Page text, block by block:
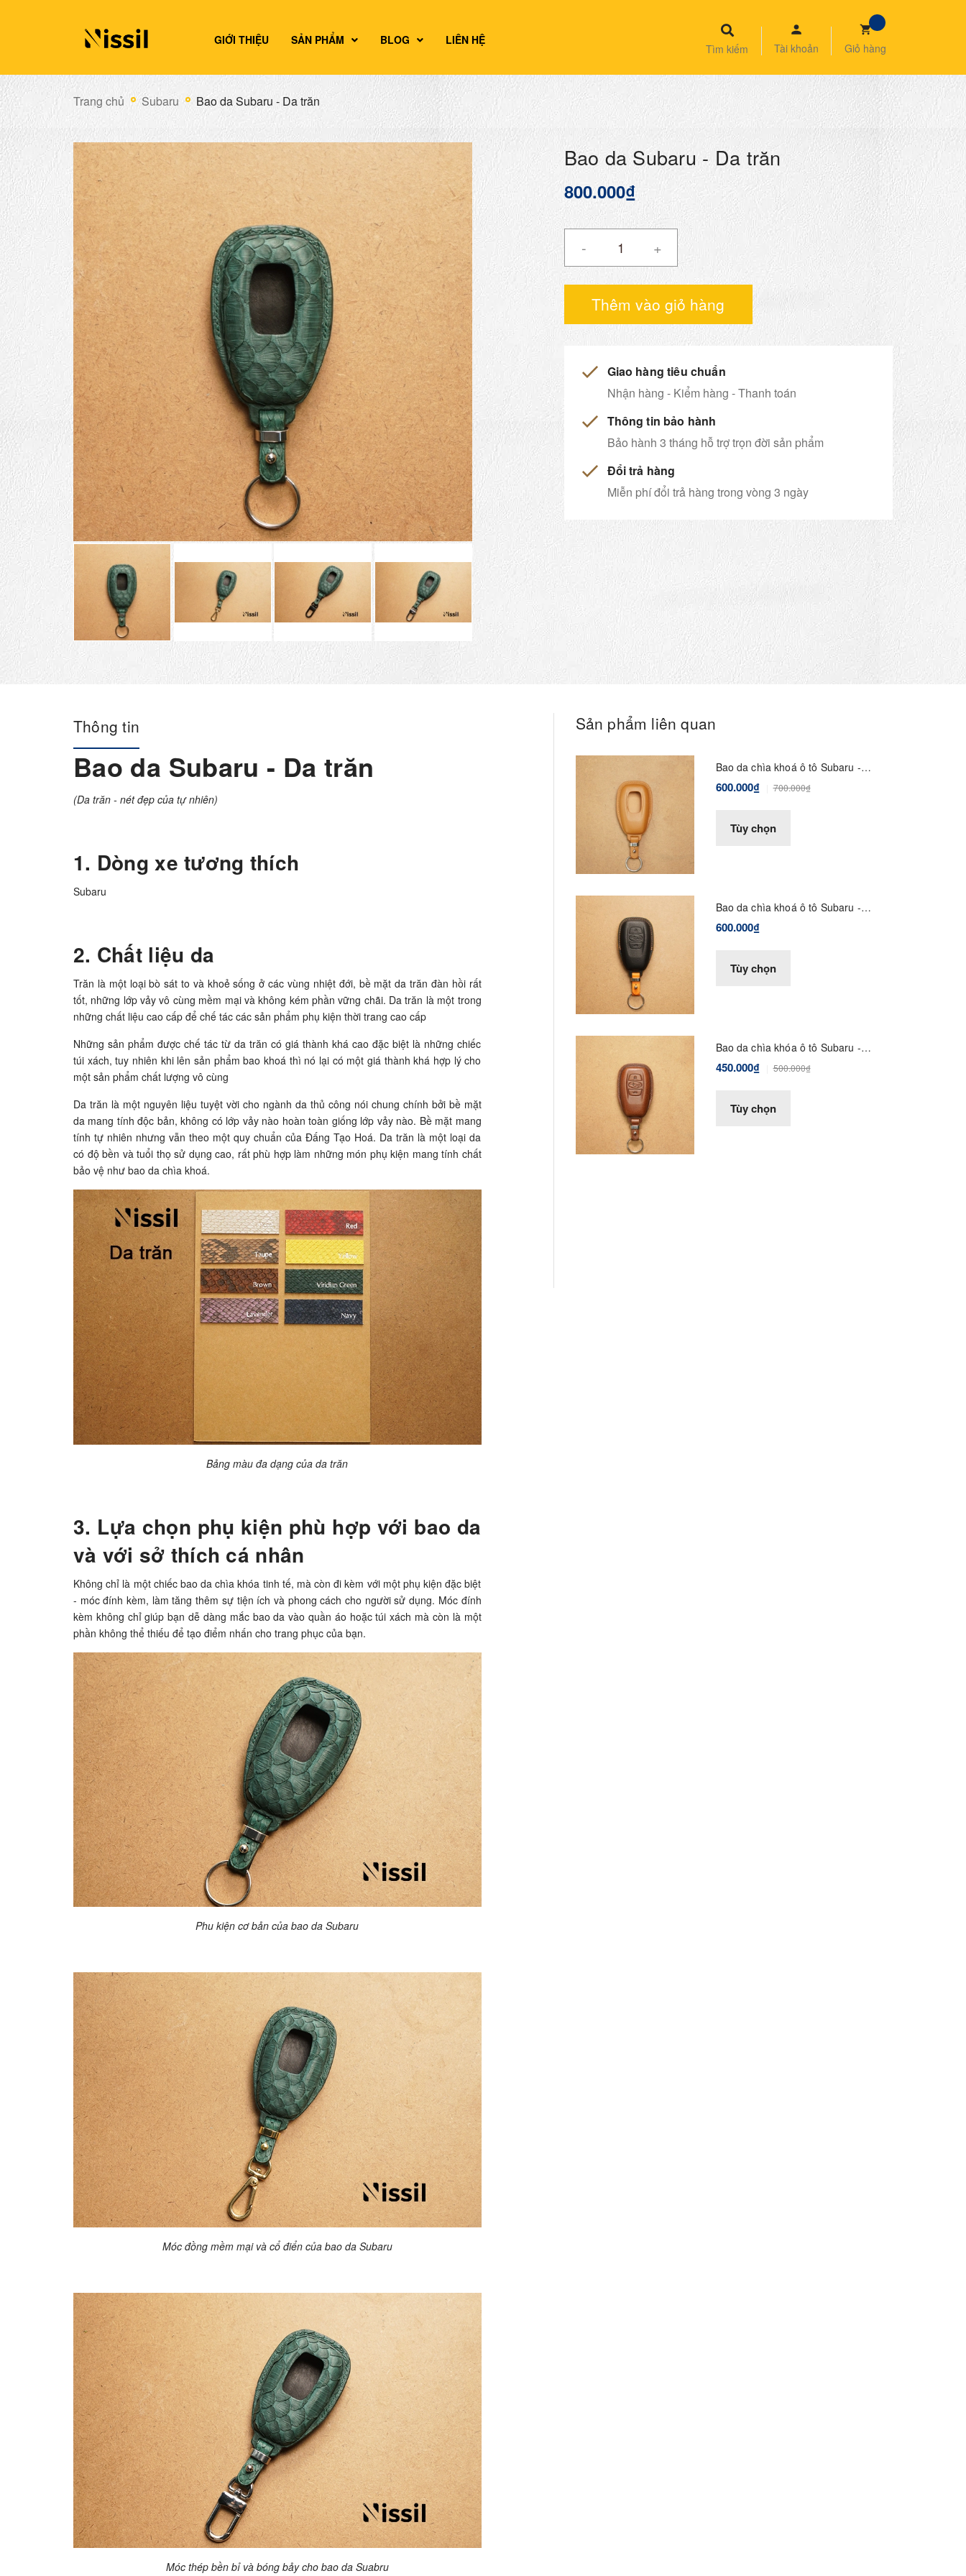
GIỚI THIỆU SẢN PHẨM BLOG LIÊN HỆ
Tìm kiếm Tài khoản Giỏ hàng
Trang chủ Subaru Bao da Subaru - Da trăn
Bao da Subaru - Da trăn
800.000₫
- +
Thêm vào giỏ hàng
Giao hàng tiêu chuẩn
Nhận hàng - Kiểm hàng - Thanh toán
Thông tin bảo hành
Bảo hành 3 tháng hỗ trợ trọn đời sản phẩm
Đổi trả hàng
Miễn phí đổi trả hàng trong vòng 3 ngày
Thông tin
Bao da Subaru - Da trăn
(Da trăn - nét đẹp của tự nhiên)
1. Dòng xe tương thích
Subaru
2. Chất liệu da
Trăn là một loại bò sát to và khoẻ sống ở các vùng nhiệt đới, bề mặt da trăn đàn hồi rất
tốt, những lớp vảy vô cùng mềm mại và không kém phần vững chãi. Da trăn là một trong
những chất liệu cao cấp để chế tác các sản phẩm phụ kiện thời trang cao cấp
Những sản phẩm được chế tác từ da trăn có giá thành khá cao đặc biệt là những chiếc
túi xách, tuy nhiên khi lên sản phẩm bao khoá thì nó lại có một giá thành khá hợp lý cho
một sản phẩm chất lượng vô cùng
Da trăn là một nguyên liệu tuyệt vời cho ngành da thủ công nói chung chính bởi bề mặt
da mang tính độc bản, không có lớp vảy nào hoàn toàn giống lớp vảy nào. Bề mặt mang
tính tự nhiên nhưng vẫn theo một quy chuẩn của Đấng Tạo Hoá. Da trăn là một loại da
có độ bền và tuổi thọ sử dụng cao, rất phù hợp làm những món phụ kiện mang tính chất
bảo vệ như bao da chìa khoá.
Bảng màu đa dạng của da trăn
3. Lựa chọn phụ kiện phù hợp với bao da
và với sở thích cá nhân
Không chỉ là một chiếc bao da chìa khóa tinh tế, mà còn đi kèm với một phụ kiện đặc biệt
- móc đính kèm, làm tăng thêm sự tiện ích và phong cách cho người sử dụng. Móc đính
kèm không chỉ giúp bạn dễ dàng mắc bao da vào quần áo hoặc túi xách mà còn là một
phần không thể thiếu để tạo điểm nhấn cho trang phục của bạn.
Phu kiện cơ bản của bao da Subaru
Móc đồng mềm mại và cổ điển của bao da Subaru
Móc thép bền bỉ và bóng bảy cho bao da Suabru
Sản phẩm liên quan
Bao da chìa khoá ô tô Subaru -
Dòng da bê Epsom
600.000₫ 700.000₫
Tùy chọn
Bao da chìa khoá ô tô Subaru -
Dòng da bê Epsom mix
600.000₫
Tùy chọn
Bao da chìa khóa ô tô Subaru -
Dòng da Vachetta
450.000₫ 500.000₫
Tùy chọn